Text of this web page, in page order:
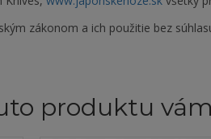
zákonom a ich použitie bez
produktu